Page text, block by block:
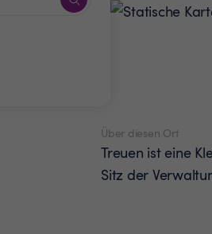
Über diesen Ort
Treuen ist eine
Sitz der